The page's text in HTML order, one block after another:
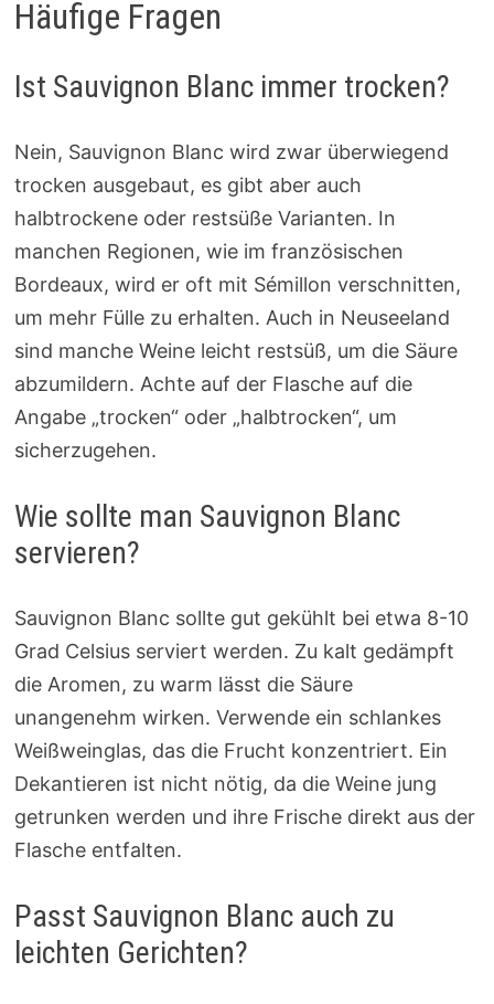
Häufige Fragen
Ist Sauvignon Blanc immer trocken?
Nein, Sauvignon Blanc wird zwar überwiegend
trocken ausgebaut, es gibt aber auch
halbtrockene oder restsüße Varianten. In
manchen Regionen, wie im französischen
Bordeaux, wird er oft mit Sémillon verschnitten,
um mehr Fülle zu erhalten. Auch in Neuseeland
sind manche Weine leicht restsüß, um die Säure
abzumildern. Achte auf der Flasche auf die
Angabe „trocken“ oder „halbtrocken“, um
sicherzugehen.
Wie sollte man Sauvignon Blanc
servieren?
Sauvignon Blanc sollte gut gekühlt bei etwa 8-10
Grad Celsius serviert werden. Zu kalt gedämpft
die Aromen, zu warm lässt die Säure
unangenehm wirken. Verwende ein schlankes
Weißweinglas, das die Frucht konzentriert. Ein
Dekantieren ist nicht nötig, da die Weine jung
getrunken werden und ihre Frische direkt aus der
Flasche entfalten.
Passt Sauvignon Blanc auch zu
leichten Gerichten?